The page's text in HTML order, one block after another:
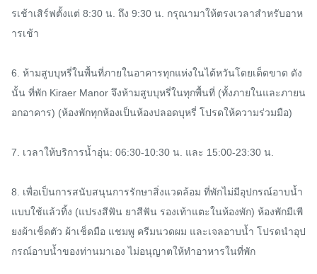
รเช้าเสิร์ฟตั้งแต่ 8:30 น. ถึง 9:30 น. กรุณามาให้ตรงเวลาสำหรับอาห
ารเช้า
6. ห้ามสูบบุหรี่ในพื้นที่ภายในอาคารทุกแห่งในไต้หวันโดยเด็ดขาด ดัง
นั้น ที่พัก Kiraer Manor จึงห้ามสูบบุหรี่ในทุกพื้นที่ (ทั้งภายในและภายน
อกอาคาร) (ห้องพักทุกห้องเป็นห้องปลอดบุหรี่ โปรดให้ความร่วมมือ)
7. เวลาให้บริการน้ำอุ่น: 06:30-10:30 น. และ 15:00-23:30 น.
8. เพื่อเป็นการสนับสนุนการรักษาสิ่งแวดล้อม ที่พักไม่มีอุปกรณ์อาบน้ำ
แบบใช้แล้วทิ้ง (แปรงสีฟัน ยาสีฟัน รองเท้าแตะในห้องพัก) ห้องพักมีเพี
ยงผ้าเช็ดตัว ผ้าเช็ดมือ แชมพู ครีมนวดผม และเจลอาบน้ำ โปรดนำอุป
กรณ์อาบน้ำของท่านมาเอง ไม่อนุญาตให้ทำอาหารในที่พัก